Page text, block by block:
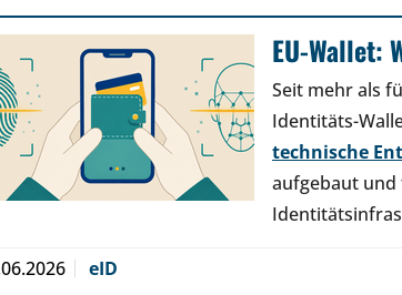
EU-Wallet:
Seit mehr als
Identitäts-
technische
aufgebaut und
eID